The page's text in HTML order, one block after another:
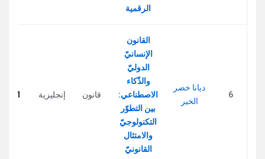
الرقمية
6
ديانا خضر
الخير
القانون
الإنسانيّ
الدوليّ
والذّكاء
الاصطناعي:
بين التطوّر
التكنولوجيّ
والامتثال
القانونيّ
قانون إنجليزية 341